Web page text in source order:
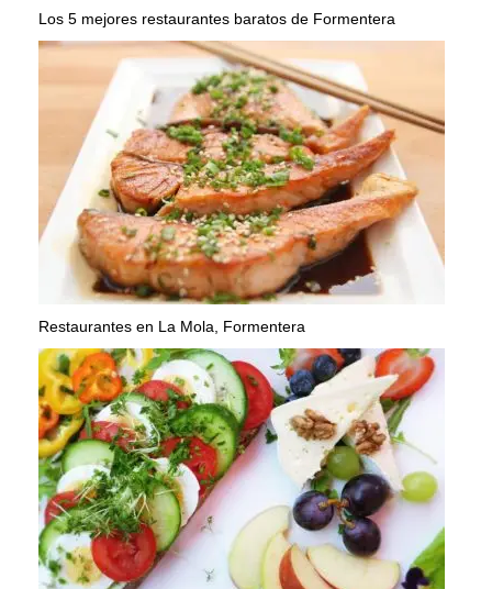
Los 5 mejores restaurantes baratos de Formentera
Restaurantes en La Mola, Formentera